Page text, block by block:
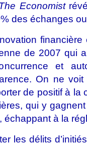
Economist
des échanges
de 2007 qui
et
On ne
de positif à la
qui y
à la
les délits